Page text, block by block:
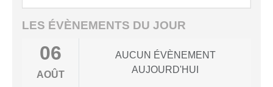
LES ÉVÈNEMENTS DU JOUR
06
AOÛT
AUCUN ÉVÈNEMENT
AUJOURD'HUI